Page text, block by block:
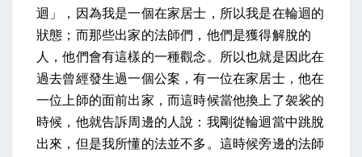
迴」，因為我是一個在家居士，所以我是在輪迴的
狀態；而那些出家的法師們，他們是獲得解脫的
人，他們會有這樣的一種觀念。所以也就是因此在
過去曾經發生過一個公案，有一位在家居士，他在
一位上師的面前出家，而這時候當他換上了袈裟的
時候，他就告訴周邊的人說：我剛從輪迴當中跳脫
出來，但是我所懂的法並不多。這時候旁邊的法師